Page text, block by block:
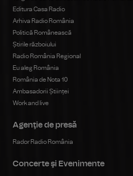
Editura Casa Radio
Arhiva Radio România
Politică Românească
Știrile războiului
Radio România Regional
Eu aleg România
România de Nota 10
Ambasadorii Științei
Work and live
Agenţie de presă
Rador Radio România
Concerte şi Evenimente